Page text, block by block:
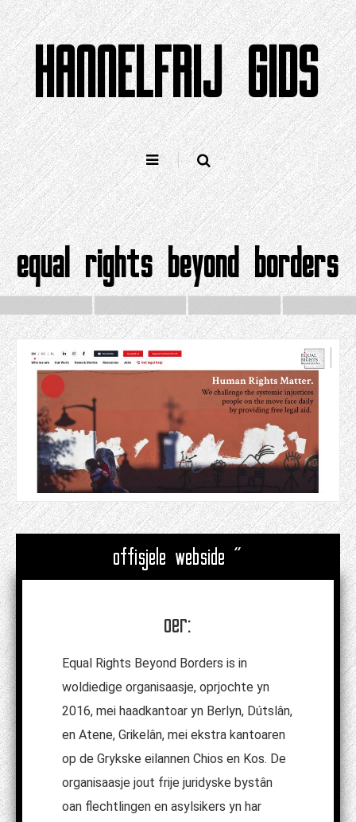
Gean
nei
ynhâld HANNELFRIJ GIDS
equal rights beyond borders
offisjele webside "
oer:
Equal Rights Beyond Borders is in
woldiedige organisaasje, oprjochte yn
2016, mei haadkantoar yn Berlyn, Dútslân,
en Atene, Grikelân, mei ekstra kantoaren
op de Grykske eilannen Chios en Kos. De
organisaasje jout frije juridyske bystân
oan flechtlingen en asylsikers yn har